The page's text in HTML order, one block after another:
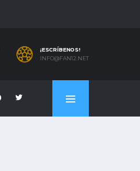
¡ESCRÍBENOS!
INFO@FAN12.NET